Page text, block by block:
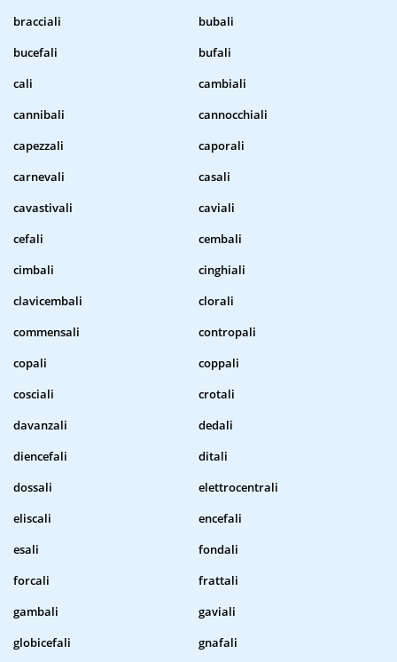
bracciali
bubali
bucefali
bufali
cali
cambiali
cannibali
cannocchiali
capezzali
caporali
carnevali
casali
cavastivali
caviali
cefali
cembali
cimbali
cinghiali
clavicembali
clorali
commensali
contropali
copali
coppali
cosciali
crotali
davanzali
dedali
diencefali
ditali
dossali
elettrocentrali
eliscali
encefali
esali
fondali
forcali
frattali
gambali
gaviali
globicefali
gnafali